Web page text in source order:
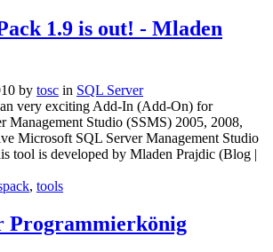
1.9 is out! - Mladen
by tosc in SQL Server
very exciting Add-In (Add-On) for
Management Studio (SSMS) 2005, 2008,
Microsoft SQL Server Management Studio
tool is developed by Mladen Prajdic (Blog |
, tools
Programmierkönig